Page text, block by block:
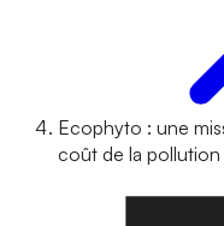
Ecophyto : une
coût de la pollution